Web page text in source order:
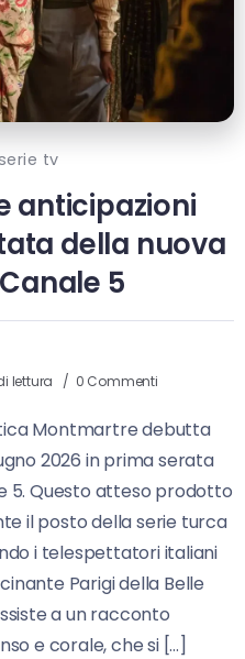
tv
anticipazioni
della nuova
5
lettura 0 Commenti
Montmartre debutta
2026 in prima serata
5. Questo atteso prodotto
il posto della serie turca
i telespettatori italiani
Parigi della Belle
a un racconto
e corale, che si […]